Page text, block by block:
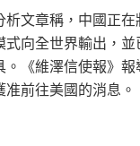
析文章稱，中國正
式向全世界輸出，
。《維澤信使報》
前往美國的消息。